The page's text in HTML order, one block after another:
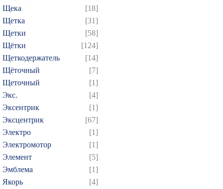
Щека
[18]
Щетка
[31]
Щетки
[58]
Щётки
[124]
Щеткодержатель
[14]
Щёточный
[7]
Щеточный
[1]
Экс.
[4]
Эксентрик
[1]
Эксцентрик
[67]
Электро
[1]
Электромотор
[1]
Элемент
[5]
Эмблема
[1]
Якорь
[4]